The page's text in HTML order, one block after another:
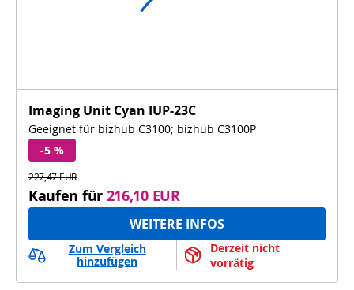
Imaging Unit Cyan IUP-23C
Geeignet für bizhub C3100; bizhub C3100P
-5 %
227,47 EUR
Kaufen für 216,10 EUR
WEITERE INFOS
Zum Vergleich
hinzufügen
Derzeit nicht
vorrätig